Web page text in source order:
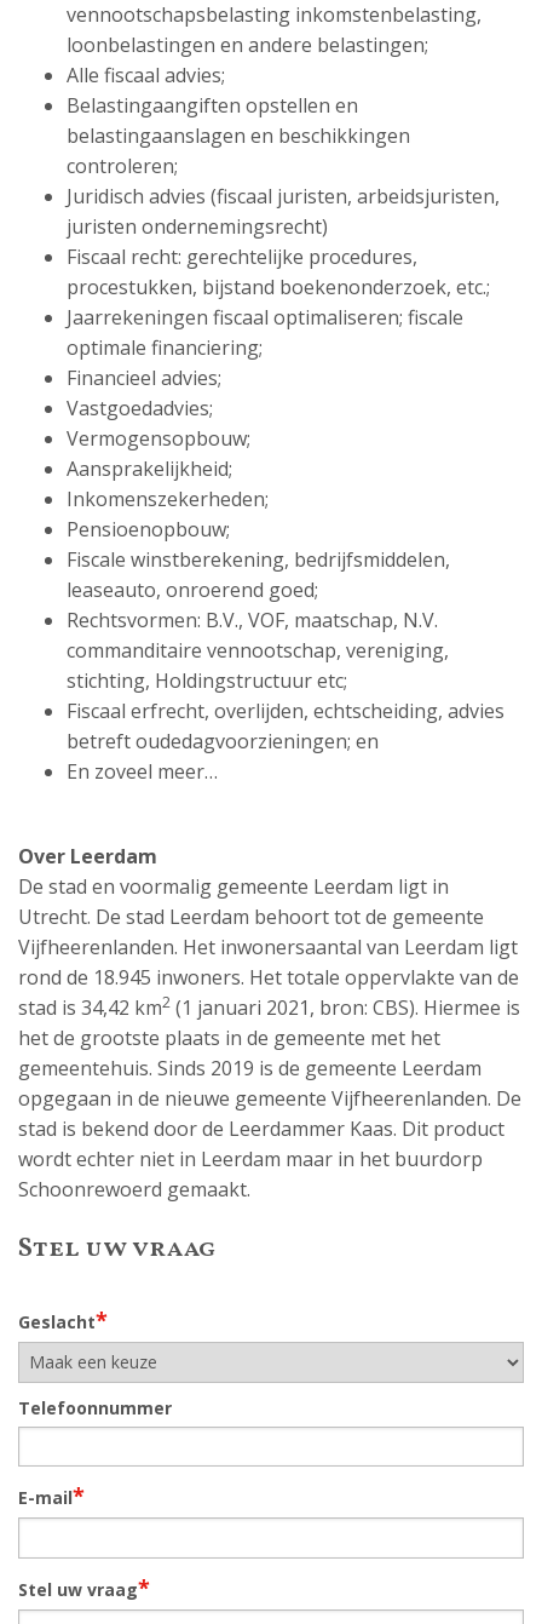
vennootschapsbelasting inkomstenbelasting,
loonbelastingen en andere belastingen;
Alle fiscaal advies;
Belastingaangiften opstellen en
belastingaanslagen en beschikkingen
controleren;
Juridisch advies (fiscaal juristen, arbeidsjuristen,
juristen ondernemingsrecht)
Fiscaal recht: gerechtelijke procedures,
procestukken, bijstand boekenonderzoek, etc.;
Jaarrekeningen fiscaal optimaliseren; fiscale
optimale financiering;
Financieel advies;
Vastgoedadvies;
Vermogensopbouw;
Aansprakelijkheid;
Inkomenszekerheden;
Pensioenopbouw;
Fiscale winstberekening, bedrijfsmiddelen,
leaseauto, onroerend goed;
Rechtsvormen: B.V., VOF, maatschap, N.V.
commanditaire vennootschap, vereniging,
stichting, Holdingstructuur etc;
Fiscaal erfrecht, overlijden, echtscheiding, advies
betreft oudedagvoorzieningen; en
En zoveel meer…
Over Leerdam
De stad en voormalig gemeente Leerdam ligt in
Utrecht. De stad Leerdam behoort tot de gemeente
Vijfheerenlanden. Het inwonersaantal van Leerdam ligt
rond de 18.945 inwoners. Het totale oppervlakte van de
stad is 34,42 km2 (1 januari 2021, bron: CBS). Hiermee is
het de grootste plaats in de gemeente met het
gemeentehuis. Sinds 2019 is de gemeente Leerdam
opgegaan in de nieuwe gemeente Vijfheerenlanden. De
stad is bekend door de Leerdammer Kaas. Dit product
wordt echter niet in Leerdam maar in het buurdorp
Schoonrewoerd gemaakt.
Stel uw vraag
Geslacht*
Telefoonnummer
E-mail*
Stel uw vraag*